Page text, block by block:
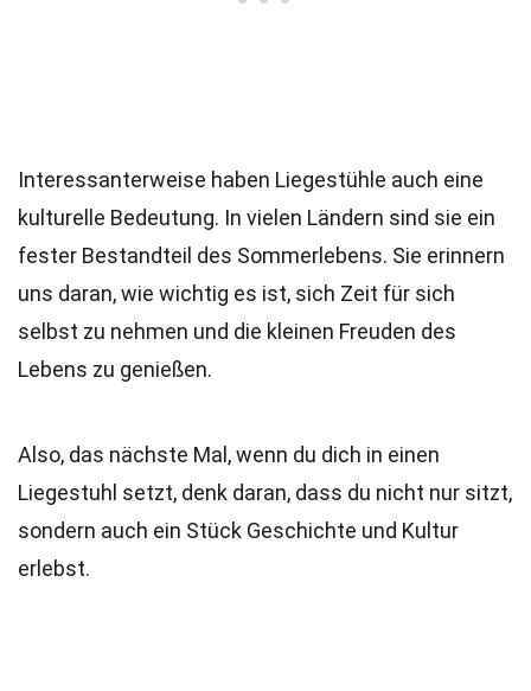
Interessanterweise haben Liegestühle auch eine
kulturelle Bedeutung. In vielen Ländern sind sie ein
fester Bestandteil des Sommerlebens. Sie erinnern
uns daran, wie wichtig es ist, sich Zeit für sich
selbst zu nehmen und die kleinen Freuden des
Lebens zu genießen.
Also, das nächste Mal, wenn du dich in einen
Liegestuhl setzt, denk daran, dass du nicht nur sitzt,
sondern auch ein Stück Geschichte und Kultur
erlebst.